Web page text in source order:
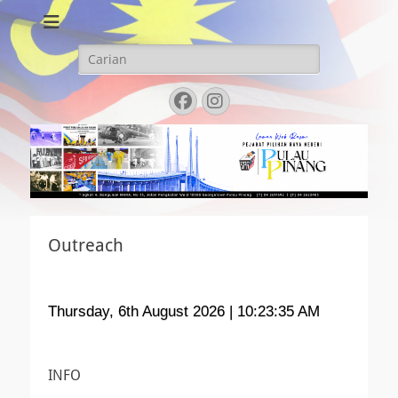
LAMAN WEB
PEJABAT PILIHAN
RAYA NEGERI
PULAU PINANG
Search
for:
Facebook
Instagram
Outreach
Thursday, 6th August 2026 | 10:23:35 AM
INFO